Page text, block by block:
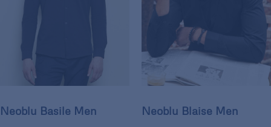
Neoblu Basile Men Neoblu Blaise Men